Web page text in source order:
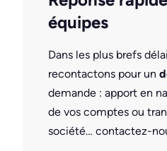
équipes
Dans les plus brefs
recontactons pour un
demande : apport en
de vos comptes ou
société… contactez-